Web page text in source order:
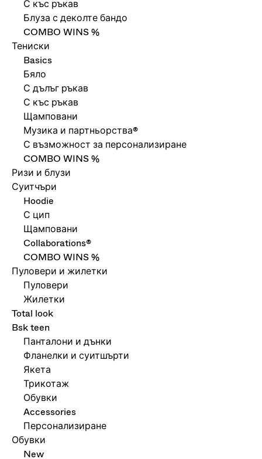
С къс ръкав
Блуза с деколте бандо
COMBO WINS %
Тениски
Basics
Бяло
С дълъг ръкав
С къс ръкав
Щамповани
Музика и партньорства®
С възможност за персонализиране
COMBO WINS %
Ризи и блузи
Суитчъри
Hoodie
С цип
Щамповани
Collaborations®
COMBO WINS %
Пуловери и жилетки
Пуловери
Жилетки
Total look
Bsk teen
Панталони и дънки
Фланелки и суитшърти
Якета
Трикотаж
Обувки
Accessories
Персонализиране
Обувки
New